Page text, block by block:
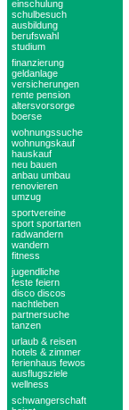
einschulung
schulbesuch
ausbildung
berufswahl
studium
finanzierung
geldanlage
versicherungen
rente pension
altersvorsorge
boerse
wohnungssuche
wohnungskauf
hauskauf
neu bauen
anbau umbau
renovieren
umzug
sportvereine
sport sportarten
radwandern
wandern
fitness
jugendliche
feste feiern
disco discos
nachtleben
partnersuche
tanzen
urlaub & reisen
hotels & zimmer
ferienhaus fewos
ausflugsziele
wellness
schwangerschaft